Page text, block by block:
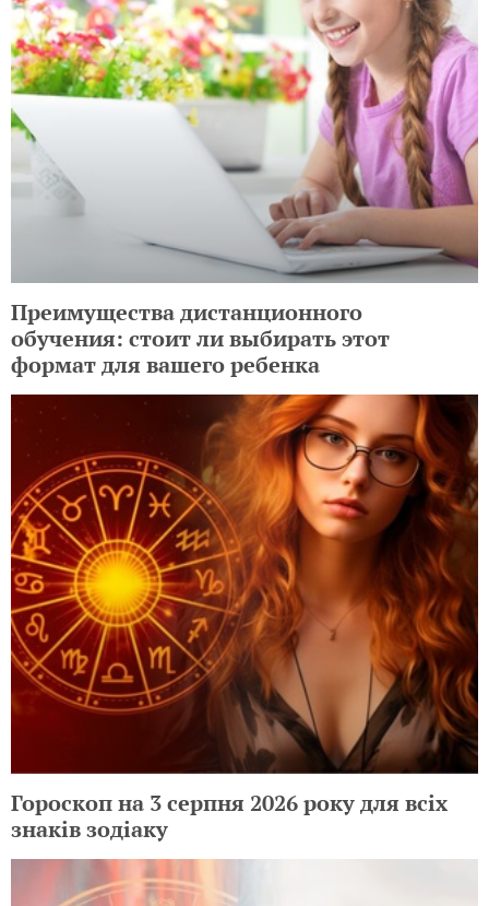
Преимущества дистанционного
обучения: стоит ли выбирать этот
формат для вашего ребенка
Гороскоп на 3 серпня 2026 року для всіх
знаків зодіаку